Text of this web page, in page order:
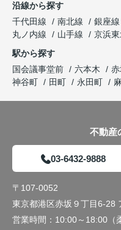
沿線から探す
千代田線
南北線 銀座線
丸ノ内線
山手線 京浜
駅から探す
国会議事堂前
六本木
神谷町
田町 永田町
不動産
03-6432-9888
〒107-0052
東京都港区赤坂９丁目6-28
営業時間： 10:00～18:00（